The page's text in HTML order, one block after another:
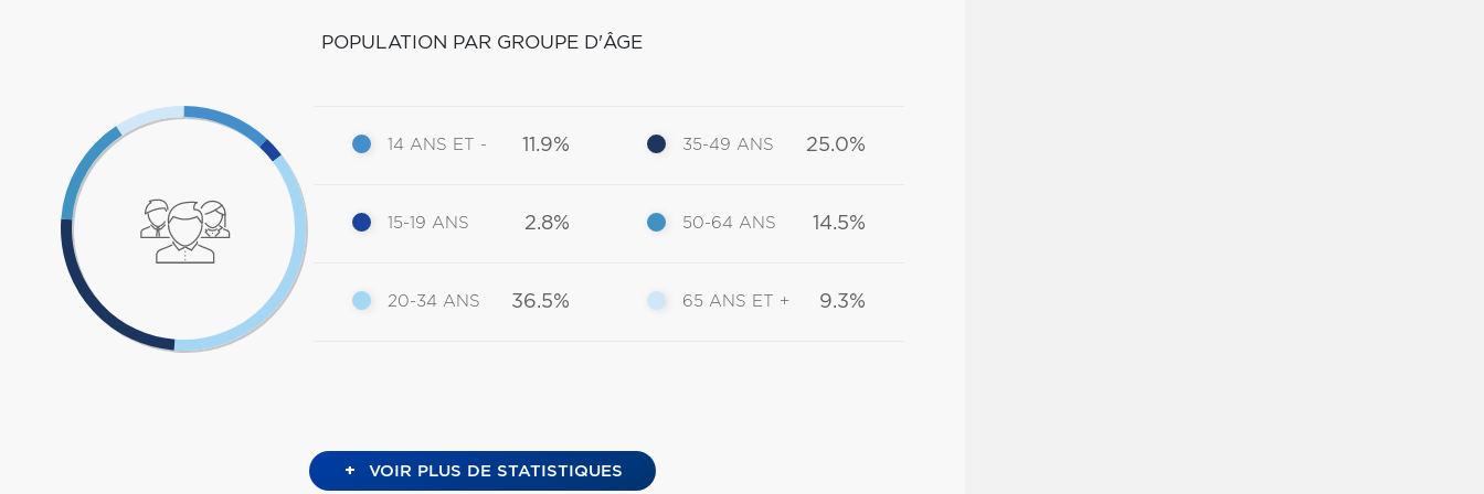
POPULATION PAR GROUPE D'ÂGE
14 ANS ET - 11.9%
15-19 ANS 2.8%
20-34 ANS 36.5%
35-49 ANS 25.0%
50-64 ANS 14.5%
65 ANS ET + 9.3%
+ VOIR PLUS DE STATISTIQUES